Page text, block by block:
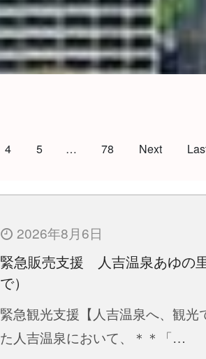
4 5 … 78 Next
2026年8月6日
緊急販売支援 人吉温泉あゆの
で）
緊急観光支援【人吉温泉へ、観
た人吉温泉において、＊＊「…